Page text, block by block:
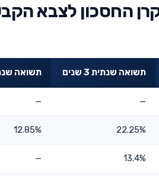
החסכון לצבא
תשואה שנתית 3 שנים תשואה שנתית
—
—
22.25%
12.85%
13.4%
—